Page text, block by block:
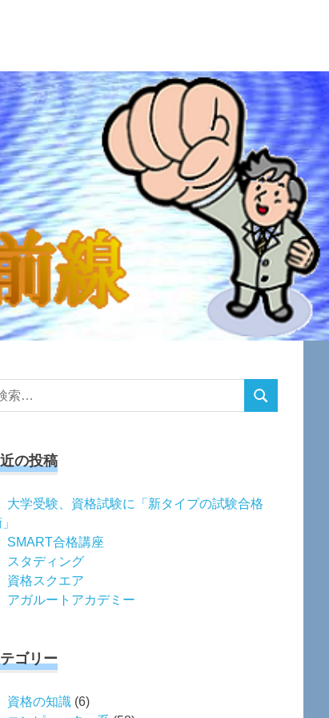
検
の投稿
大学受験、資格試験に「新タイプの試験合格
SMART合格講座
スタディング
資格スクエア
アガルートアカデミー
ゴリー
資格の知識 (6)